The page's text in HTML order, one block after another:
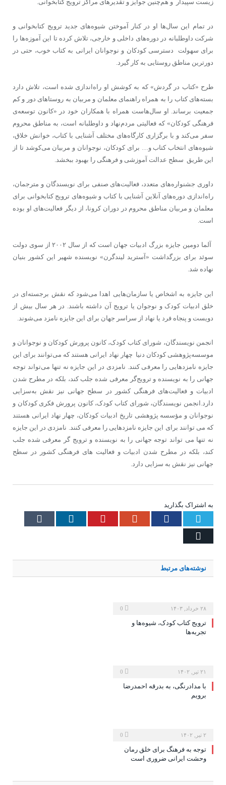
زیست سپیدار و هم‌چنین جوایز و تقدیرهای مراکز ترویج کتابخوانی.
در تمام این سال‌ها او در کنار آموختن شیوه‌های جدید ترویج کتابخوانی و
شرکت داوطلبانه در دوره‌های داخلی و خارجی، تلاش کرده تا این آموزه‌ها را
برای سهولت دسترسی کودکان و نوجوانان ایرانی به کتاب خوب، حتی در
دورترین مناطق روستایی به کار گیرد.
طرح «کتاب در گردش» که به کوشش او راه‌اندازی شده است، تلاش دارد
بسته‌های کتاب را به همراه راهنمای معلمان و مربیان به روستاهای دور و کم
جمعیت برساند. او سال‌هاست همراه با همکاران خود در «کانون توسعه‌ی
فرهنگی کودکان» که فعالیتی مردم‌نهاد و داوطلبانه است، به مناطق محروم
سفر می‌کند و با برگزاری کارگاه‌های مختلف آشنایی با کتاب، خوانش خلاق،
شیوه‌های انتخاب کتاب و… برای کودکان، نوجوانان و مربیان می‌کوشد تا از
این طریق سطح عدالت آموزشی و فرهنگی را بهبود ببخشد.
داوری جشنواره‌های متعدد، فعالیت‌های صنفی برای نویسندگان و مترجمان،
راه‌اندازی دوره‌های آنلاین آشنایی با کتاب و شیوه‌های ترویج کتابخوانی برای
معلمان و مربیان مناطق محروم در دوران کرونا، از دیگر فعالیت‌های او بوده
است.
آلما دومین جایزه‌ بزرگ ادبیات جهان است که از سال ۲۰۰۲ از سوی دولت
سوئد برای بزرگداشت «آسترید لیندگرن» نویسنده شهیر این کشور بنیان
نهاده‌ شد.
این جایزه به اشخاص یا سازمان‌هایی اهدا می‌شود که نقش برجسته‌ای در
خلق ادبیات کودک و نوجوان یا ترویج آن داشته باشند. در هر سال بیش از
دویست و پنجاه فرد یا نهاد از سراسر جهان برای این جایزه نامزد می‌شوند.
انجمن نویسندگان، شورای کتاب کودک، کانون پرورش کودکان و نوجوانان و
موسسه‌پژوهشی کودکان دنیا چهار نهاد ایرانی هستند که می‌توانند برای این
جایزه نامزدهایی را معرفی کنند. نامزدی در این جایزه نه تنها می‌تواند توجه
جهانی را به نویسنده و ترویج‌گر معرفی شده جلب کند، بلکه در مطرح شدن
ادبیات و فعالیت‌های فرهنگی کشور در سطح جهانی نیز نقش به‌سزایی
دارد.انجمن نویسندگان، شورای کتاب کودک، کانون پرورش فکری کودکان و
نوجوانان و مؤسسه پژوهشی تاریخ ادبیات کودکان، چهار نهاد ایرانی هستند
که می توانند برای این جایزه نامزدهایی را معرفی کنند. نامزدی در این جایزه
نه تنها می تواند توجه جهانی را به نویسنده و ترویج گر معرفی شده جلب
کند، بلکه در مطرح شدن ادبیات و فعالیت های فرهنگی کشور در سطح
جهانی نیز نقش به سزایی دارد.
به اشتراک بگذارید
Twitter
Facebook
Google+
Pinterest
LinkedIn
نوشته‌های مرتبط
۲۸ خرداد, ۱۴۰۳
ترویج کتاب کودک، شیوه‌ها و
تجربه‌ها
۲۱ تیر, ۱۴۰۲
با مدادرنگی، به بدرقه احمدرضا
برویم
۲ تیر, ۱۴۰۲
توجه به فرهنگ برای خلق رمان
وحشت ایرانی ضروری است